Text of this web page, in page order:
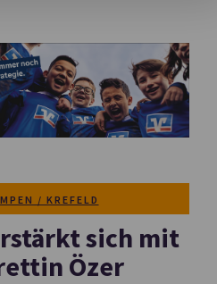
/ KREFELD
sich mit
Özer